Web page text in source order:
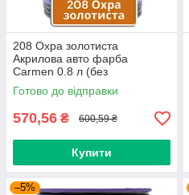
208 Охра золотиста
Акрилова авто фарба
Carmen 0.8 л (без
затвердника)
Готово до відправки
570,56 ₴ 600,59 ₴
Купити
–5%